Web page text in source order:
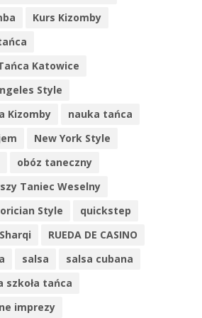
Kurs Kizomby
Katowice
Style
Kizomby
nauka tańca
New York Style
obóz taneczny
Taniec Weselny
Style
quickstep
RUEDA DE CASINO
salsa
salsa cubana
szkoła tańca
imprezy